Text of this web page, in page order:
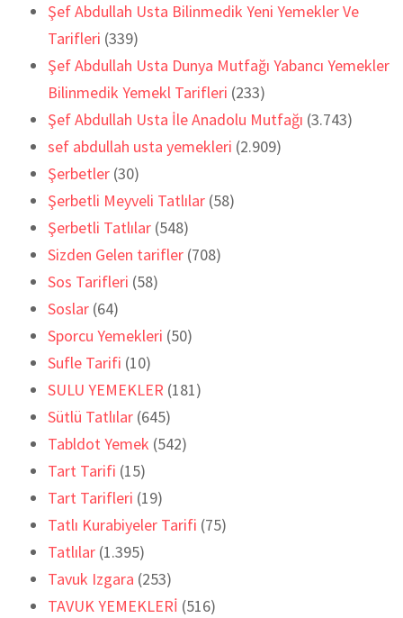
Şef Abdullah Usta Bilinmedik Yeni Yemekler Ve
Tarifleri (339)
Şef Abdullah Usta Dunya Mutfağı Yabancı Yemekler
Bilinmedik Yemekl Tarifleri (233)
Şef Abdullah Usta İle Anadolu Mutfağı (3.743)
sef abdullah usta yemekleri (2.909)
Şerbetler (30)
Şerbetli Meyveli Tatlılar (58)
Şerbetli Tatlılar (548)
Sizden Gelen tarifler (708)
Sos Tarifleri (58)
Soslar (64)
Sporcu Yemekleri (50)
Sufle Tarifi (10)
SULU YEMEKLER (181)
Sütlü Tatlılar (645)
Tabldot Yemek (542)
Tart Tarifi (15)
Tart Tarifleri (19)
Tatlı Kurabiyeler Tarifi (75)
Tatlılar (1.395)
Tavuk Izgara (253)
TAVUK YEMEKLERİ (516)